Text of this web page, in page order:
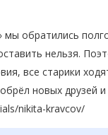
мы обратились
нельзя.
все старики
новых
nikita-kravcov/